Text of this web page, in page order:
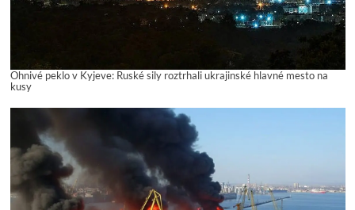
Ohnivé peklo v Kyjeve: Ruské sily roztrhali ukrajinské hlavné mesto na
kusy